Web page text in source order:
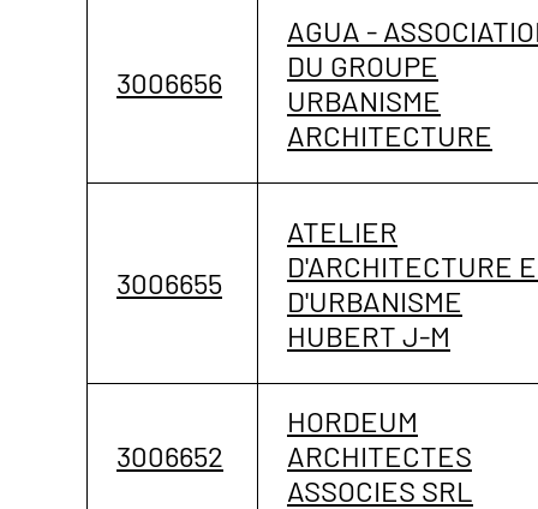
3006656
AGUA -
DU GROUPE
URBANISME
ARCHITECTURE
3006655
ATELIER
D'ARCHITECTURE
D'URBANISME
HUBERT J-M
3006652
HORDEUM
ARCHITECTES
ASSOCIES SRL